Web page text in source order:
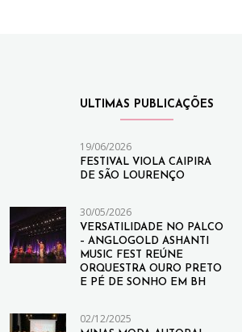
ULTIMAS PUBLICAÇÕES
19/06/2026
FESTIVAL VIOLA CAIPIRA
DE SÃO LOURENÇO
30/05/2026
VERSATILIDADE NO PALCO
– ANGLOGOLD ASHANTI
MUSIC FEST REÚNE
ORQUESTRA OURO PRETO
E PÉ DE SONHO EM BH
02/12/2025